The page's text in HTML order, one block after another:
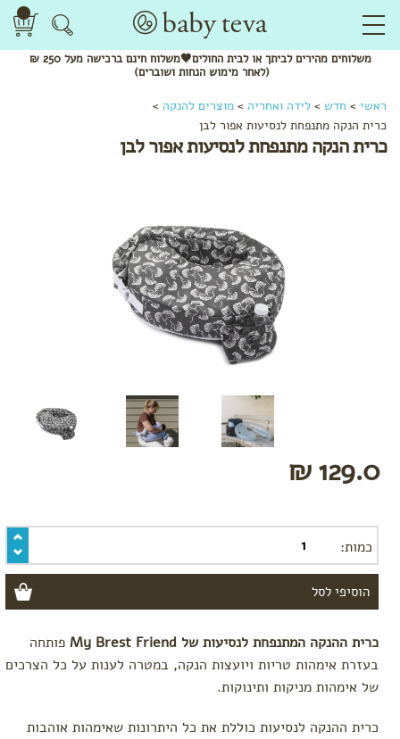
משלוחיםמהיריםלביתך או לבית החולים🖤משלוחחינם
ברכישה מעל 250 ₪
(לאחר מימוש הנחות ושוברים)
ראשי > חדש > לידה ואחריה > מוצרים להנקה >
כרית הנקה מתנפחת לנסיעות אפור לבן
כרית הנקה מתנפחת לנסיעות אפור לבן
129.0 ₪
כמות:
כרית ההנקה המתנפחת לנסיעות של My Brest Friend
פותחה
בעזרת אימהות טריות ויועצות הנקה, במטרה לענות על כל הצרכים
של אימהות מניקות ותינוקות.
כרית ההנקה לנסיעות כוללת את כל היתרונות שאימהות אוהבות